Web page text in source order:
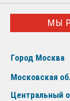
МЫ
Город Москва
Московская
Центральный